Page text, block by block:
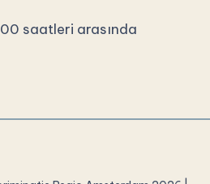
saatleri arasında